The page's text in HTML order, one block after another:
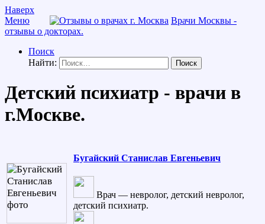
Наверх
Меню
Врачи Москвы -
отзывы о докторах.
Поиск
Найти:
Детский психиатр - врачи в
г.Москве.
Бугайский Станислав Евгеньевич
Врач — невролог, детский невролог,
детский психиатр.